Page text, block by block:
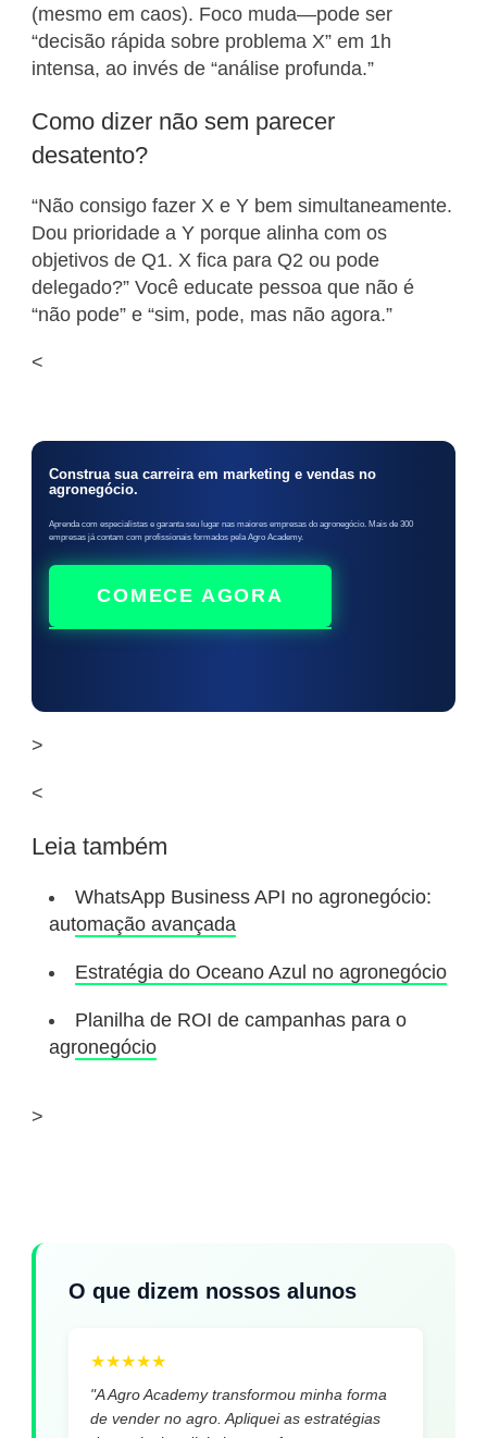
(mesmo em caos). Foco muda—pode ser
“decisão rápida sobre problema X” em 1h
intensa, ao invés de “análise profunda.”
Como dizer não sem parecer
desatento?
“Não consigo fazer X e Y bem simultaneamente.
Dou prioridade a Y porque alinha com os
objetivos de Q1. X fica para Q2 ou pode
delegado?” Você educate pessoa que não é
“não pode” e “sim, pode, mas não agora.”
<
Construa sua carreira em marketing e vendas no
agronegócio.
Aprenda com especialistas e garanta seu lugar nas maiores empresas do agronegócio. Mais de 300
empresas já contam com profissionais formados pela Agro Academy.
COMECE AGORA
>
<
Leia também
WhatsApp Business API no agronegócio:
automação avançada
Estratégia do Oceano Azul no agronegócio
Planilha de ROI de campanhas para o
agronegócio
>
O que dizem nossos alunos
★★★★★
"A Agro Academy transformou minha forma
de vender no agro. Apliquei as estratégias